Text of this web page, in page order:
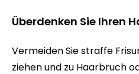
Überdenken Sie Ihren
Vermeiden Sie straffe
ziehen und zu Haarbruch